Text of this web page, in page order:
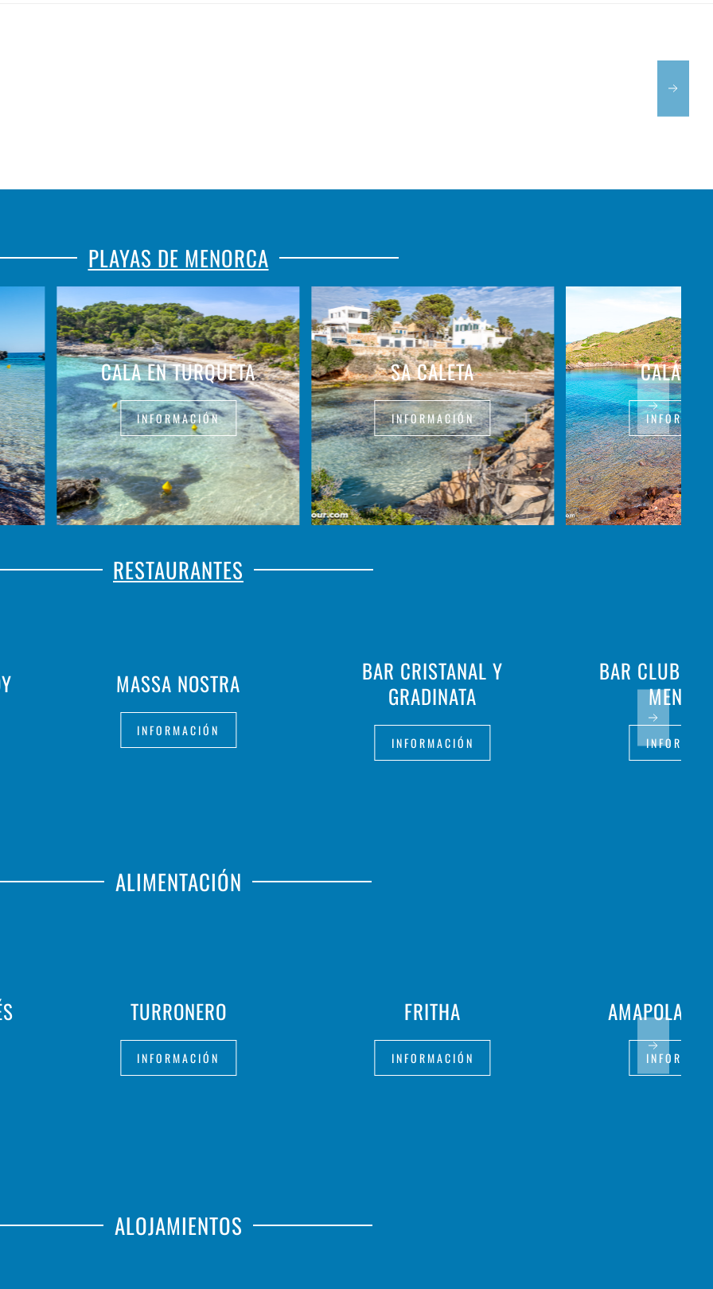
PLAYAS DE MENORCA
CALA EN TURQUETA
INFORMACIÓN
SA CALETA
INFORMACIÓN
CALA
RESTAURANTES
MASSA NOSTRA
INFORMACIÓN
BAR CRISTANAL Y
GRADINATA
INFORMACIÓN
BAR CLUB
ALIMENTACIÓN
TURRONERO
INFORMACIÓN
FRITHA
INFORMACIÓN
AMAPOLA
ALOJAMIENTOS